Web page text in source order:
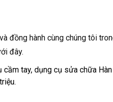
đồng hành cùng chúng tôi
đây.
tay, dụng cụ sửa chữa Hàn